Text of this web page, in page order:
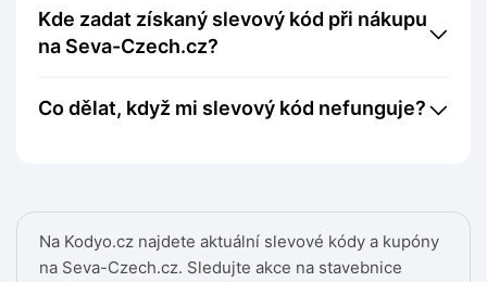
Na Kodyo.cz najdete aktuální slevové kódy a kupóny
na Seva-Czech.cz. Sledujte akce na stavebnice
Kde zadat získaný slevový kód při nákupu
na Seva-Czech.cz?
Co dělat, když mi slevový kód nefunguje?